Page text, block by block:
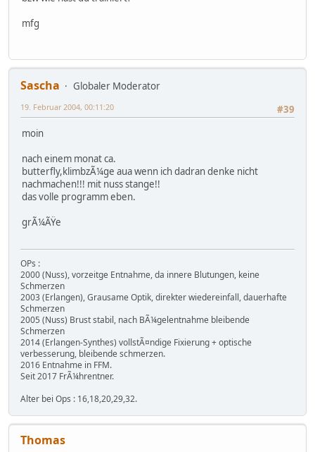
mfg
Sascha
Globaler Moderator
#39
19. Februar 2004, 00:11:20
moin
nach einem monat ca.
butterfly,klimbzÃ¼ge aua wenn ich dadran denke nicht
nachmachen!!! mit nuss stange!!
das volle programm eben.
grÃ¼ÃŸe
OPs :
2000 (Nuss), vorzeitge Entnahme, da innere Blutungen, keine
Schmerzen
2003 (Erlangen), Grausame Optik, direkter wiedereinfall, dauerhafte
Schmerzen
2005 (Nuss) Brust stabil, nach BÃ¼gelentnahme bleibende
Schmerzen
2014 (Erlangen-Synthes) vollstÃ¤ndige Fixierung + optische
verbesserung, bleibende schmerzen.
2016 Entnahme in FFM.
Seit 2017 FrÃ¼hrentner.
Alter bei Ops : 16,18,20,29,32.
Thomas